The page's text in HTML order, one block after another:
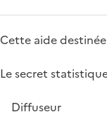
Cette aide
Le secret
Diffuseur